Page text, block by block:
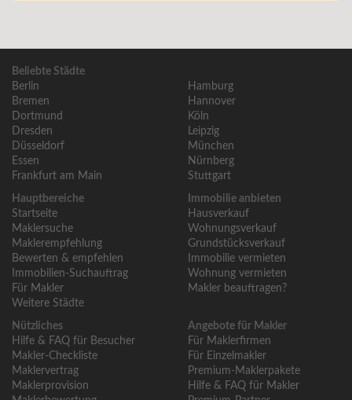
Beliebte Städte
Berlin
Bremen
Dortmund
Dresden
Düsseldorf
Essen
Frankfurt am Main
Hamburg
Hannover
Köln
Leipzig
München
Nürnberg
Stuttgart
Hauptbereiche
Startseite
Maklersuche
Maklerempfehlung
Bewerten & empfehlen
Immobilien-Suchauftrag
Für Makler
Weitere Städte
Immobilie anbieten
Hausverkauf
Wohnungsverkauf
Grundstücksverkauf
Immobilie vermieten
Wohnung vermieten
Makler beauftragen?
Nützliches
Hilfe & FAQ für Besucher
Makler-Checkliste
Maklervertrag
Maklerprovision
Angebote für Makler
Für Maklerfirmen
Für Einzelmakler
Premium-Maklerpakete
Hilfe & FAQ für Makler